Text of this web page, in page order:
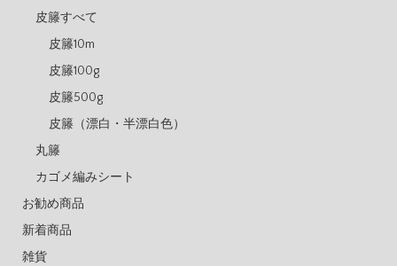
皮籐すべて
皮籐10m
皮籐100g
皮籐500g
皮籐（漂白・半漂白色）
丸籐
カゴメ編みシート
お勧め商品
新着商品
雑貨